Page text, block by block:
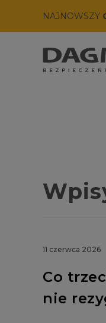
11 czerwca 2026
Co
nie
NAJNOWSZY